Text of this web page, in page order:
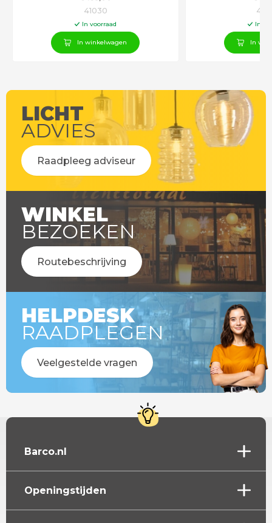
41030
In voorraad
In winkelwagen
In
In
LICHT
ADVIES
Raadpleeg adviseur
WINKEL
BEZOEKEN
Routebeschrijving
HELPDESK
RAADPLEGEN
Veelgestelde vragen
Barco.nl
Openingstijden